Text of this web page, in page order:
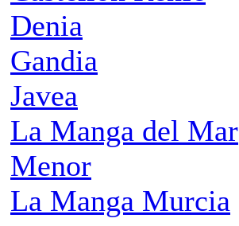
Denia
Gandia
Javea
La Manga del Mar
Menor
La Manga Murcia